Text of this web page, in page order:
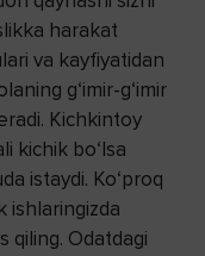
harakat
va kayfiyatidan
g‘imir-g‘imir
Kichkintoy
kichik bo‘lsa
istaydi. Ko‘proq
ishlaringizda
qiling. Odatdagi